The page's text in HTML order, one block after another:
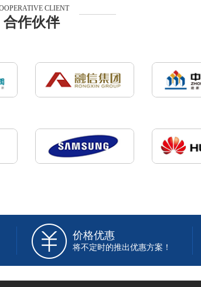
CLIENT
合作伙伴
价格优惠
将不定时的推出优惠方案！